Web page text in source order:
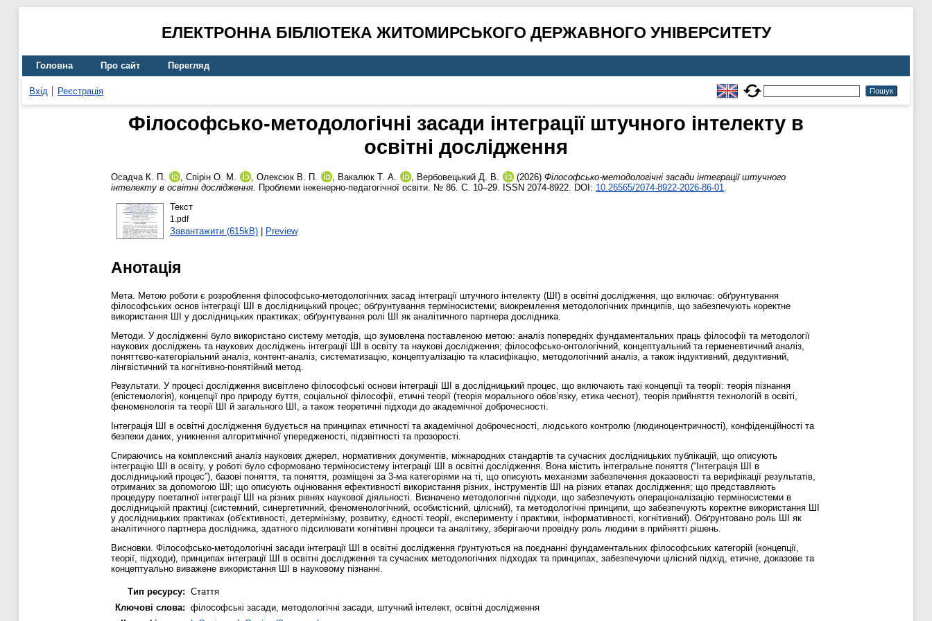
ЕЛЕКТРОННА БІБЛІОТЕКА ЖИТОМИРСЬКОГО ДЕРЖАВНОГО УНІВЕРСИТЕТУ
Головна Про сайт Перегляд
Вхід Реєстрація
Філософсько-методологічні засади інтеграції штучного інтелекту в
освітні дослідження
Осадча К. П. , Спірін О. М. , Олексюк В. П. , Вакалюк Т. А. , Вербовецький Д. В. (2026) Філософсько-методологічні засади інтеграції штучного
інтелекту в освітні дослідження. Проблеми інженерно-педагогічної освіти. № 86. С. 10–29. ISSN 2074-8922. DOI: 10.26565/2074-8922-2026-86-01.
Текст
1.pdf
Завантажити (615kB)| Preview
Анотація
Мета. Метою роботи є розроблення філософсько-методологічних засад інтеграції штучного інтелекту (ШІ) в освітні дослідження, що включає: обґрунтування
філософських основ інтеграції ШІ в дослідницький процес; обґрунтування терміносистеми; виокремлення методологічних принципів, що забезпечують коректне
використання ШІ у дослідницьких практиках; обґрунтування ролі ШІ як аналітичного партнера дослідника.
Методи. У дослідженні було використано систему методів, що зумовлена поставленою метою: аналіз попередніх фундаментальних праць філософії та методології
наукових досліджень та наукових досліджень інтеграції ШІ в освіту та наукові дослідження; філософсько‑онтологічний, концептуальний та герменевтичний аналіз,
поняттєво-категоріальний аналіз, контент-аналіз, систематизацію, концептуалізацію та класифікацію, методологічний аналіз, а також індуктивний, дедуктивний,
лінгвістичний та когнітивно-понятійний метод.
Результати. У процесі дослідження висвітлено філософські основи інтеграції ШІ в дослідницький процес, що включають такі концепції та теорії: теорія пізнання
(епістемологія), концепції про природу буття, соціальної філософії, етичні теорії (теорія морального обов’язку, етика чеснот), теорія прийняття технологій в освіті,
феноменологія та теорії ШІ й загального ШІ, а також теоретичні підходи до академічної доброчесності.
Інтеграція ШІ в освітні дослідження будується на принципах етичності та академічної доброчесності, людського контролю (людиноцентричності), конфіденційності та
безпеки даних, уникнення алгоритмічної упередженості, підзвітності та прозорості.
Спираючись на комплексний аналіз наукових джерел, нормативних документів, міжнародних стандартів та сучасних дослідницьких публікацій, що описують
інтеграцію ШІ в освіту, у роботі було сформовано терміносистему інтеграції ШІ в освітні дослідження. Вона містить інтегральне поняття (“Інтеграція ШІ в
дослідницький процес”), базові поняття, та поняття, розміщені за 3-ма категоріями на ті, що описують механізми забезпечення доказовості та верифікації результатів,
отриманих за допомогою ШІ; що описують оцінювання ефективності використання різних, інструментів ШІ на різних етапах дослідження; що представляють
процедуру поетапної інтеграції ШІ на різних рівнях наукової діяльності. Визначено методологічні підходи, що забезпечують операціоналізацію терміносистеми в
дослідницькій практиці (системний, синергетичний, феноменологічний, особистісний, цілісний), та методологічні принципи, що забезпечують коректне використання ШІ
у дослідницьких практиках (об'єктивності, детермінізму, розвитку, єдності теорії, експерименту і практики, інформативності, когнітивний). Обґрунтовано роль ШІ як
аналітичного партнера дослідника, здатного підсилювати когнітивні процеси та аналітику, зберігаючи провідну роль людини в прийнятті рішень.
Висновки. Філософсько-методологічні засади інтеграції ШІ в освітні дослідження ґрунтуються на поєднанні фундаментальних філософських категорій (концепції,
теорії, підходи), принципах інтеграції ШІ в освітні дослідження та сучасних методологічних підходах та принципах, забезпечуючи цілісний підхід, етичне, доказове та
концептуально виважене використання ШІ в науковому пізнанні.
Тип ресурсу: Стаття
Ключові слова: філософські засади, методологічні засади, штучний інтелект, освітні дослідження